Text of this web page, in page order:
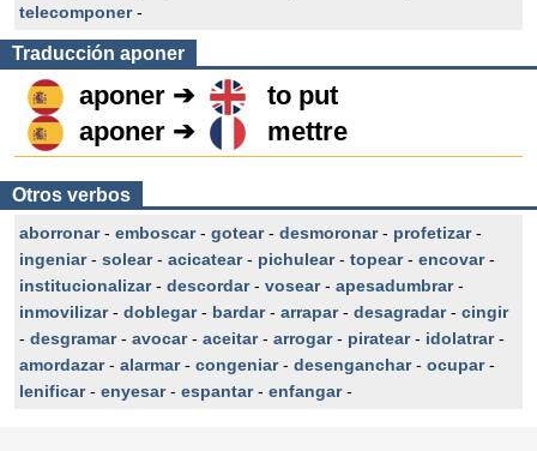
telecomponer-
Traducción aponer
aponer ➔
to put
aponer ➔
mettre
Otros verbos
aborronar- emboscar- gotear- desmoronar- profetizar-
ingeniar- solear- acicatear- pichulear- topear- encovar-
institucionalizar- descordar- vosear- apesadumbrar-
inmovilizar- doblegar- bardar- arrapar- desagradar- cingir
- desgramar- avocar- aceitar- arrogar- piratear- idolatrar-
amordazar- alarmar- congeniar- desenganchar- ocupar-
lenificar- enyesar- espantar- enfangar-